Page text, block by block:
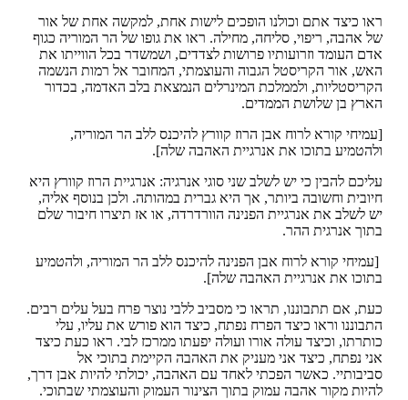
ראו כיצד אתם וכולנו הופכים לישות אחת, למקשה אחת של אור
של אהבה, ריפוי, סליחה, מחילה. ראו את גופו של הר המוריה כגוף
אדם העומד וזרועותיו פרושות לצדדים, ושמשדר בכל הווייתו את
האש, אור הקריסטל הגבוה והעוצמתי, המחובר אל רמות הנשמה
הקריסטליות, ולממלכת המינרלים הנמצאת בלב האדמה, בכדור
הארץ בן שלושת הממדים.
[עמיחי קורא לרוח אבן הרוז קוורץ להיכנס ללב הר המוריה,
ולהטמיע בתוכו את אנרגיית האהבה שלה].
עליכם להבין כי יש לשלב שני סוגי אנרגיה: אנרגיית הרוז קוורץ היא
חיובית וחשובה ביותר, אך היא גברית במהותה. ולכן בנוסף אליה,
יש לשלב את אנרגיית הפנינה הוורדרדה, או אז תיצרו חיבור שלם
בתוך אנרגית ההר.
[עמיחי קורא לרוח אבן הפנינה להיכנס ללב הר המוריה, ולהטמיע
בתוכו את אנרגיית האהבה שלה].
כעת, אם תתבוננו, תראו כי מסביב ללבי נוצר פרח בעל עלים רבים.
התבוננו וראו כיצד הפרח נפתח, כיצד הוא פורש את עליו, עלי
כותרתו, וכיצד עולה אורו ועולה יפעתו ממרכז לבי. ראו כעת כיצד
אני נפתח, כיצד אני מעניק את האהבה הקיימת בתוכי אל
סביבותיי. כאשר הפכתי לאחד עם האהבה, יכולתי להיות אבן דרך,
להיות מקור אהבה עמוק בתוך הצינור העמוק והעוצמתי שבתוכי.